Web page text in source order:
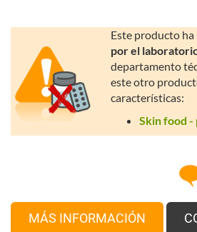
Este producto ha
por el
departamento
este otro
características:
Skin food -
es una
diseñada para proporcionar a tu
nutritivos de la naturaleza, como lo
MÁS INFORMACIÓN